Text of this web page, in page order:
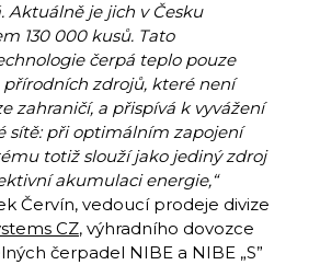
Aktuálně je jich v Česku
130 000 kusů. Tato
čerpá teplo pouze
zdrojů, které není
zahraničí, a přispívá k vyvážení
sítě: při optimálním zapojení
totiž slouží jako jediný zdroj
akumulaci energie,“
Červín, vedoucí prodeje divize
CZ, výhradního dovozce
čerpadel NIBE a NIBE „S”